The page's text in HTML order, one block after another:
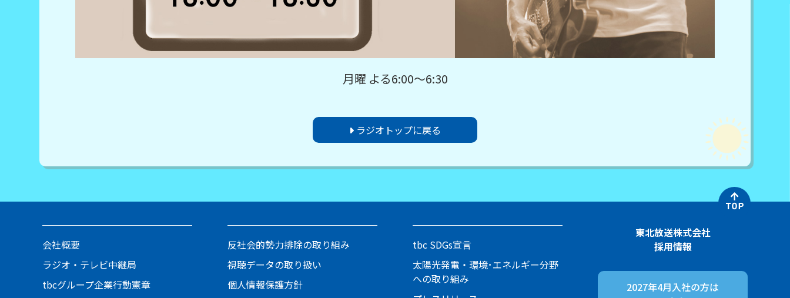
月曜 よる6:00～6:30
ラジオトップに戻る
会社概要
ラジオ・テレビ中継局
tbcグループ企業行動憲章
反社会的勢力排除の取り組み
視聴データの取り扱い
個人情報保護方針
tbc SDGs宣言
太陽光発電・環境･エネルギー分野
への取り組み
東北放送株式会社
採用情報
2027年4月入社の方は